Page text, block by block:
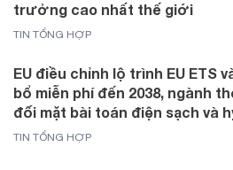
trưởng cao nhất thế giới
TIN TỔNG HỢP
EU điều chỉnh lộ trình EU ETS
bổ miễn phí đến 2038, ngành
đối mặt bài toán điện sạch và
TIN TỔNG HỢP